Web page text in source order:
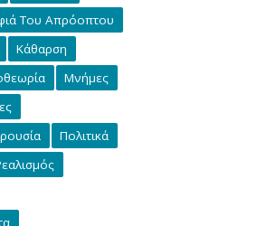
Του Απρόοπτου
Κάθαρση
Μνήμες
Πολιτικά